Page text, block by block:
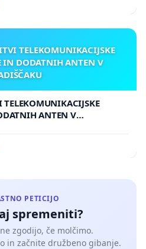
TELEKOMUNIKACIJSKE
IN DODATNIH ANTEN V
ANTEN V
PETICIJO
spremeniti?
zgodijo, če molčimo.
in začnite družbeno gibanje.